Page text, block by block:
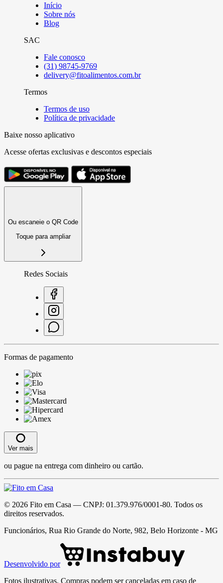
Início
Sobre nós
Blog
SAC
Fale conosco
(31) 98745-9769
delivery@fitoalimentos.com.br
Termos
Termos de uso
Política de privacidade
Baixe nosso aplicativo
Acesse ofertas exclusivas e descontos especiais
Ou escaneie o QR Code
Toque para ampliar
Redes Sociais
Formas de pagamento
Ver mais
ou pague na entrega com dinheiro ou cartão.
© 2026 Fito em Casa — CNPJ: 01.379.976/0001-80. Todos os
direitos reservados.
Funcionários, Rua Rio Grande do Norte, 982, Belo Horizonte - MG
Desenvolvido por
Fotos ilustrativas. Compras podem ser canceladas em caso de